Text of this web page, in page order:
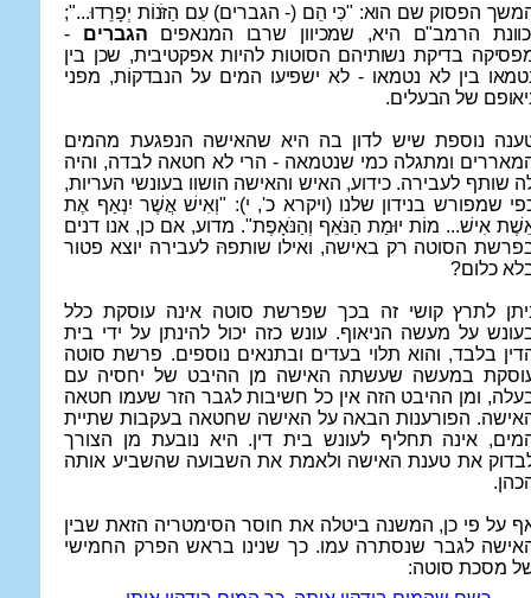
הפסוק שם הוא: "כִּי הֵם (- הגברים) עִם הַזֹּנוֹת יְפָרֵדוּ...";
הרמב"ם היא, שמכיוון שרבו המנאפים הגברים -
בדיקת נשותיהם הסוטות להיות אפקטיבית, שכן בין
בין לא נטמאו - לא ישפיעו המים על הנבדקוֹת, מפני
של הבעלים.
נוספת שיש לדון בה היא שהאישה הנפגעת מהמים
ומתגלה כמי שנטמאה - הרי לא חטאה לבדה, והיה
שותף לעבירה. כידוע, האיש והאישה הושוו בעונשי העריות,
שמפורש בנידון שלנו (ויקרא כ', י): "וְאִישׁ אֲשֶׁר יִנְאַף אֶת
אִישׁ... מוֹת יוּמַת הַנֹּאֵף וְהַנֹּאָפֶת". מדוע, אם כן, אנו דנים
הסוטה רק באישה, ואילו שותפהּ לעבירה יוצא פטור
כלום?
לתרץ קושי זה בכך שפרשת סוטה אינה עוסקת כלל
על מעשה הניאוף. עונש כזה יכול להינתן על ידי בית
בלבד, והוא תלוי בעדים ובתנאים נוספים. פרשת סוטה
במעשה שעשתה האישה מן ההיבט של יחסיה עם
ומן ההיבט הזה אין כל חשיבות לגבר הזר שעמו חטאה
הפורענות הבאה על האישה שחטאה בעקבות שתיית
אינה תחליף לעונש בית דין. היא נובעת מן הצורך
את טענת האישה ולאמת את השבועה שהשביע אותה
על פי כן, המשנה ביטלה את חוסר הסימטריה הזאת שבין
לגבר שנסתרה עמו. כך שנינו בראש הפרק החמישי
מסכת סוטה: